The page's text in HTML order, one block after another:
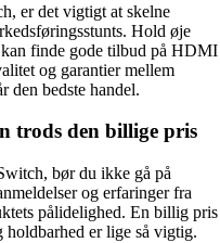
er det vigtigt at skelne
Hold øje
finde gode tilbud på HDMI
og garantier mellem
den bedste handel.
trods den billige pris
bør du ikke gå på
og erfaringer fra
pålidelighed. En billig pris
holdbarhed er lige så vigtig.